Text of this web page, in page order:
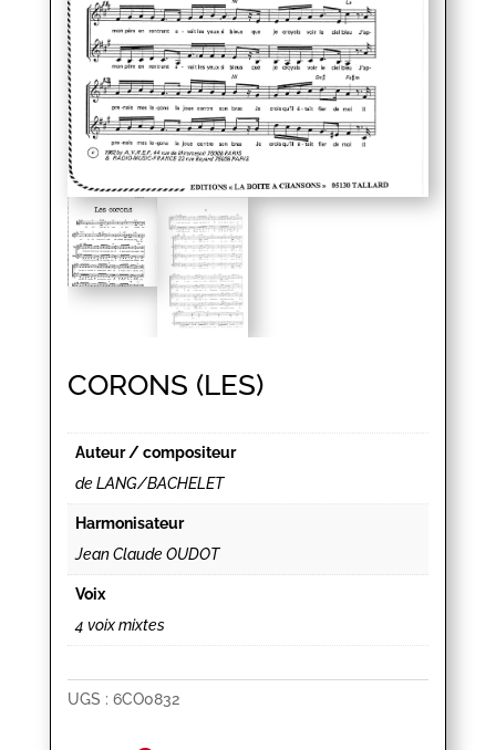
CORONS (LES)
Auteur / compositeur
de LANG/BACHELET
Harmonisateur
Jean Claude OUDOT
Voix
4 voix mixtes
UGS : 6CO0832